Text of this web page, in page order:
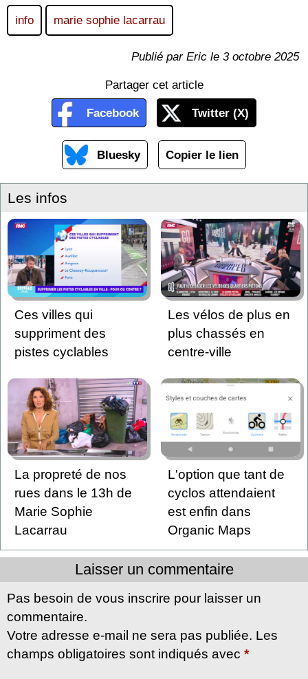
info marie sophie lacarrau
Publié par Eric le 3 octobre 2025
Partager cet article
Facebook Twitter (X)
Bluesky Copier le lien
Les infos
Ces villes qui
suppriment des
pistes cyclables
Les vélos de plus en
plus chassés en
centre-ville
La propreté de nos
rues dans le 13h de
Marie Sophie
Lacarrau
L'option que tant de
cyclos attendaient
est enfin dans
Organic Maps
Laisser un commentaire
Pas besoin de vous inscrire pour laisser un
commentaire.
Votre adresse e-mail ne sera pas publiée. Les
champs obligatoires sont indiqués avec *